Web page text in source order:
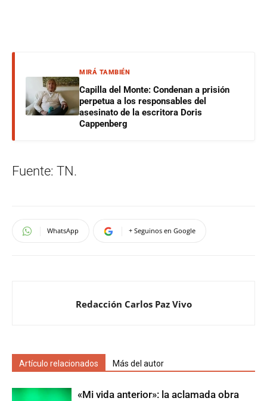
MIRÁ TAMBIÉN
Capilla del Monte: Condenan a prisión
perpetua a los responsables del
asesinato de la escritora Doris
Cappenberg
Fuente: TN.
WhatsApp + Seguinos en Google
Redacción Carlos Paz Vivo
Artículo relacionados Más del autor
«Mi vida anterior»: la aclamada obra